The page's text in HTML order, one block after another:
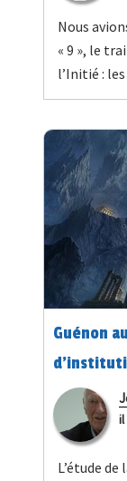
Nous
« 9 », le
l’Initié :
Guénon
il
L’étude